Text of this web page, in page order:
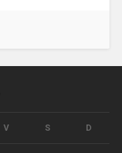
V S D